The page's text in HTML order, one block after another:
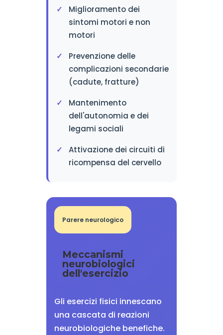
Miglioramento dei
sintomi motori e non
motori
Prevenzione delle
complicazioni secondarie
(cadute, fratture)
Mantenimento
dell'autonomia e dei
legami sociali
Attivazione dei circuiti di
ricompensa del cervello
Parere neurologico
Meccanismi
neurobiologici
dell'esercizio
Gli esercizi fisici innescano
una cascata di reazioni
neurobiologiche benefiche.